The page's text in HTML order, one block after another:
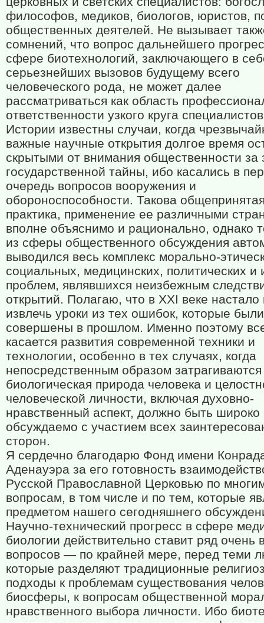
философов, медиков, биологов, юристов,
общественных деятелей. Не вызывает
сомнений, что вопрос дальнейшего
сфере биотехнологий, заключающего в
серьезнейших вызовов будущему всего
человеческого рода, не может далее
рассматриваться как область
ответственности узкого круга
Истории известны случаи, когда
важные научные открытия долгое время
скрытыми от внимания общественности за
государственной тайны, ибо касались в
очередь вопросов вооружения и
обороноспособности. Такова
практика, применение ее различными
вполне объяснимо и рационально, однако
из сферы общественного обсуждения
выводился весь комплекс морально-
социальных, медицинских, политических и
проблем, являвшихся неизбежным
открытий. Полагаю, что в XXI веке настало
извлечь уроки из тех ошибок, которые были
совершены в прошлом. Именно поэтому
касается развития современной техники и
технологии, особенно в тех случаях, когда
непосредственным образом
биологическая природа человека и
человеческой личности, включая духовно-
нравственный аспект, должно быть широко
обсуждаемо с участием всех
сторон.
Я сердечно благодарю Фонд имени
Аденауэра за его готовность
Русской Православной Церковью по
вопросам, в том числе и по тем, которые
предметом нашего сегодняшнего
Научно-технический прогресс в сфере
биологии действительно ставит ряд очень
вопросов — по крайней мере, перед теми
которые разделяют традиционные
подходы к проблемам существования
биосферы, к вопросам общественной
нравственного выбора личности. Ибо